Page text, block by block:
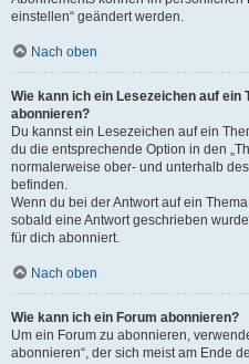
einstellen“ geändert werden.
Nach oben
Wie kann ich ein Lesezeichen auf ein
abonnieren?
Du kannst ein Lesezeichen auf ein
du die entsprechende Option in den
normalerweise ober- und unterhalb
befinden.
Wenn du bei der Antwort auf ein
sobald eine Antwort geschrieben
für dich abonniert.
Nach oben
Wie kann ich ein Forum abonnieren?
Um ein Forum zu abonnieren,
abonnieren“, der sich meist am Ende